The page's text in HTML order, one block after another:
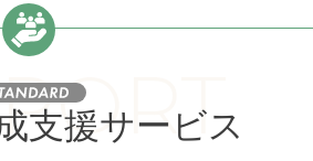
支援サービス